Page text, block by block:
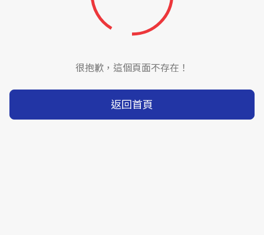
很抱歉，這個頁面不存在！
返回首頁